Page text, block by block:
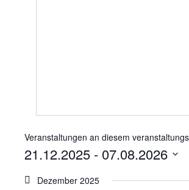
Veranstaltungen an diesem
21.12.2025 - 07.08.2026
wählen.
Dezember 2025